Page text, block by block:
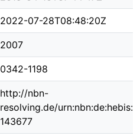
2022-07-28T08:48:20Z
2007
0342-1198
http://nbn-
resolving.de/
143677